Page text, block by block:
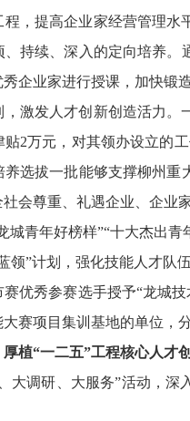
程，提高企业家经营管理
持续、深入的定向培养
企业家进行授课，加快锻
，激发人才创新创造活力
2万元，对其领办设立的
选拔一批能够支撑柳州
会尊重、礼遇企业、企业
城青年好榜样”“十大杰出
领”计划，强化技能人才
优秀参赛选手授予“龙城
赛项目集训基地的单位，
植“一二五”工程核心人才
大调研、大服务”活动，